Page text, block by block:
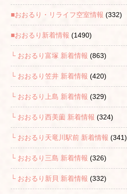
■おおるり・リライフ空室情報 (332)
■おおるり新着情報 (1490)
└ おおるり富塚 新着情報 (863)
└ おおるり笠井 新着情報 (420)
└ おおるり上島 新着情報 (329)
└ おおるり西美薗 新着情報 (324)
└ おおるり天竜川駅前 新着情報 (341)
└ おおるり三島 新着情報 (326)
└ おおるり新貝 新着情報 (332)